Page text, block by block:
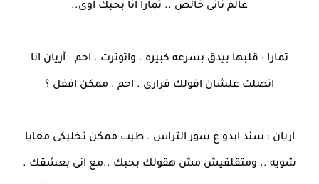
عالم تانى خالص .. تمارا انا بحبك اوى..
تمارا : قلبها بيدق بسرعه كبيره . واتوترت . احم . آريان انا
اتصلت علشان اقولك قرارى . احم . ممكن اقفل ؟
آريان : سند ايدو ع سور التراس . طيب ممكن تخليكى معايا
شويه .. ومتقلقيش مش هقولك بحبك ..مع انى بعشقك .